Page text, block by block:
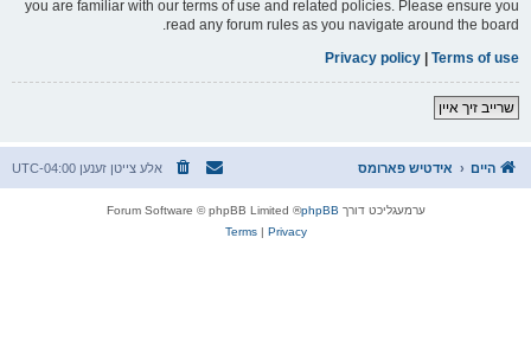
you are familiar with our terms of use and related policies. Please ensure you
read any forum rules as you navigate around the board.
Terms of use
|
Privacy policy
שרייב זיך איין
היים אידטיש פארומס אלע צייטן זענען UTC-04:00
ערמעגליכט דורך phpBB
® Forum Software © phpBB Limited
Privacy
|
Terms